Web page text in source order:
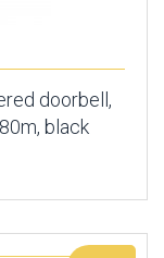
doorbell,
black